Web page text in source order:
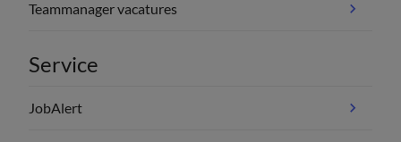
Teammanager vacatures
Service
JobAlert